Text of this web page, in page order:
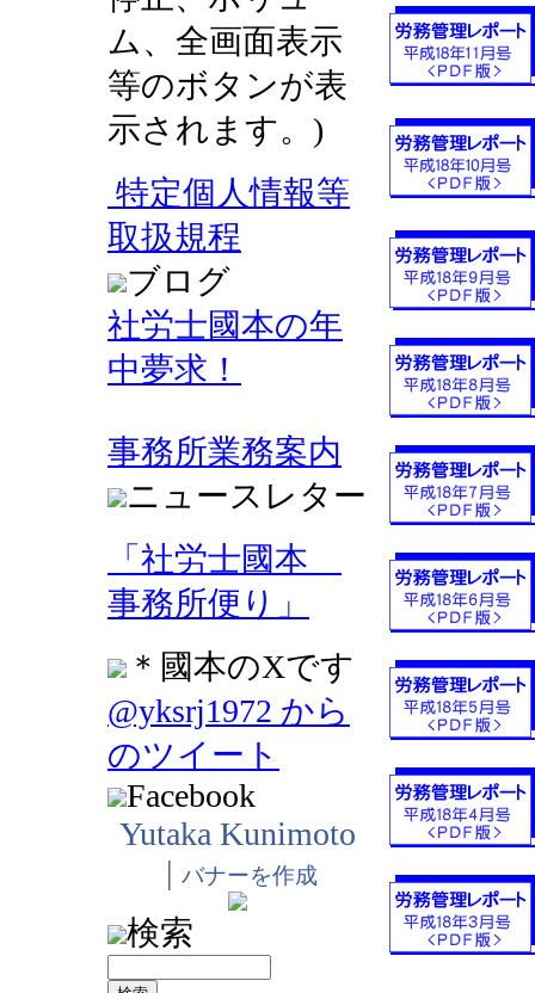
ム、全画面表示
等のボタンが表
示されます。)
特定個人情報等
取扱規程
ブログ
社労士國本の年
中夢求！
事務所業務案内
ニュースレター
「社労士國本
事務所便り」
＊國本のXです
@yksrj1972 から
のツイート
Facebook
Yutaka Kunimoto
| バナーを作成
検索